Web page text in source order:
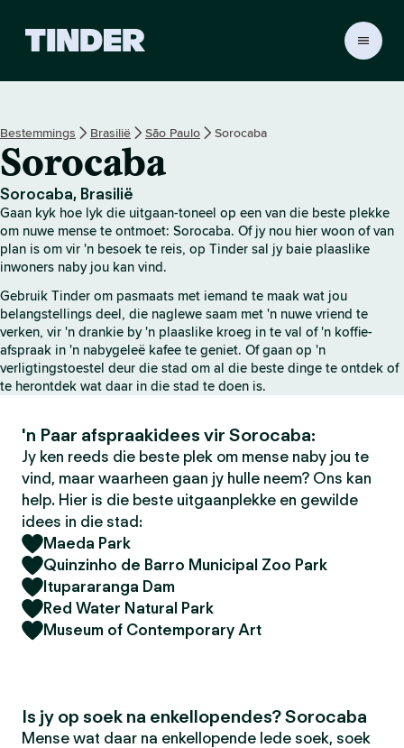
r
-
t
i
s
b
l
d
Bestemmings Brasilië São Paulo Sorocaba
Sorocaba
Sorocaba, Brasilië
Gaan kyk hoe lyk die uitgaan-toneel op een van die beste plekke
om nuwe mense te ontmoet: Sorocaba. Of jy nou hier woon of van
plan is om vir 'n besoek te reis, op Tinder sal jy baie plaaslike
inwoners naby jou kan vind.
Gebruik Tinder om pasmaats met iemand te maak wat jou
belangstellings deel, die naglewe saam met 'n nuwe vriend te
verken, vir 'n drankie by 'n plaaslike kroeg in te val of 'n koffie-
afspraak in 'n nabygeleë kafee te geniet. Of gaan op 'n
verligtingstoestel deur die stad om al die beste dinge te ontdek of
te herontdek wat daar in die stad te doen is.
'n Paar afspraakidees vir Sorocaba:
Jy ken reeds die beste plek om mense naby jou te
vind, maar waarheen gaan jy hulle neem? Ons kan
help. Hier is die beste uitgaanplekke en gewilde
idees in die stad:
Maeda Park
Quinzinho de Barro Municipal Zoo Park
Itupararanga Dam
Red Water Natural Park
Museum of Contemporary Art
Is jy op soek na enkellopendes? Sorocaba
Mense wat daar na enkellopende lede soek, soek